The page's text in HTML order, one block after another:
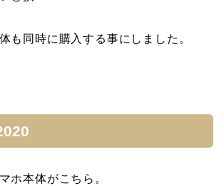
も同時に購入する事にしました。
ホ本体がこちら。